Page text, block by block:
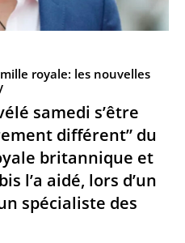
royale: les nouvelles
samedi s’être
différent” du
britannique et
l’a aidé, lors d’un
spécialiste des